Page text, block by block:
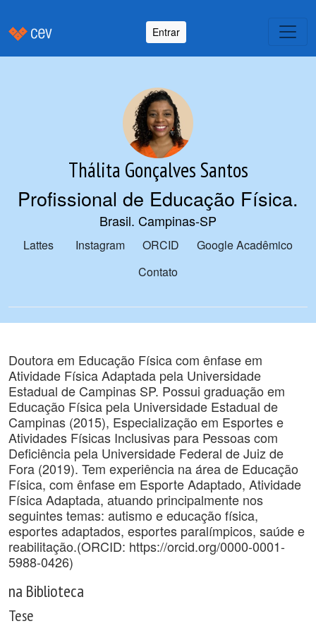
Entrar
Thálita Gonçalves Santos
Profissional de Educação Física.
Brasil. Campinas-SP
Lattes Instagram ORCID
Google Acadêmico
Contato
Doutora em Educação Física com ênfase em
Atividade Física Adaptada pela Universidade
Estadual de Campinas SP. Possui graduação em
Educação Física pela Universidade Estadual de
Campinas (2015), Especialização em Esportes e
Atividades Físicas Inclusivas para Pessoas com
Deficiência pela Universidade Federal de Juiz de
Fora (2019). Tem experiência na área de Educação
Física, com ênfase em Esporte Adaptado, Atividade
Física Adaptada, atuando principalmente nos
seguintes temas: autismo e educação física,
esportes adaptados, esportes paralímpicos, saúde e
reabilitação.(ORCID: https://orcid.org/0000-0001-
5988-0426)
na Biblioteca
Tese